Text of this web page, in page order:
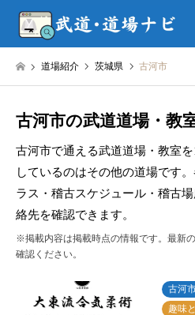
道場紹介 茨城県 古河市
古河市の武道道場・教
古河市で通える武道道場・教室
しているのはその他の道場です
ラス・稽古スケジュール・稽古
絡先を確認できます。
※掲載内容は掲載時点の情報です。最新
確認ください。
古河
趣味